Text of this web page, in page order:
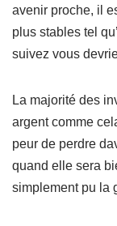
avenir proche, il
plus stables tel
suivez vous
La majorité des
argent comme
peur de perdre
quand elle sera
simplement pu la